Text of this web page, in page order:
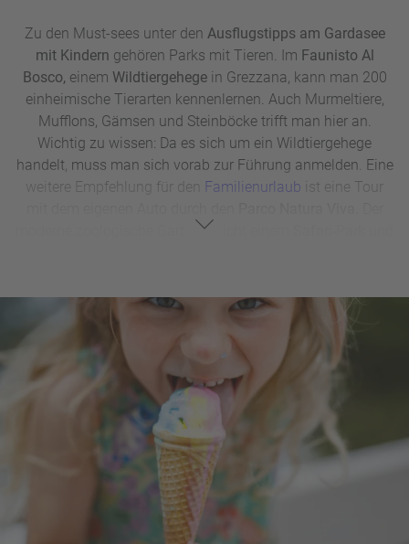
Zu den Must-sees unter den Ausflugstipps am Gardasee
mit Kindern gehören Parks mit Tieren. Im Faunisto Al
Bosco, einem Wildtiergehege in Grezzana, kann man 200
einheimische Tierarten kennenlernen. Auch Murmeltiere,
Mufflons, Gämsen und Steinböcke trifft man hier an.
Wichtig zu wissen: Da es sich um ein Wildtiergehege
handelt, muss man sich vorab zur Führung anmelden. Eine
weitere Empfehlung für den Familienurlaub ist eine Tour
moderne zoologische Garten gleicht einem
Nur eine halbe Autostunde östlich von Riva del Garda bei
Rovereto kann man echte
Dinosaurierspuren
Vor mehr als 200 Millionen Jahren hinterließen hier 18
unterschiedlichen Dinosaurierarten im schlammigen
Untergrund ihre Spuren, die über die Jahrhunderte
versteinerten. Auf fünf Wanderpfaden kann man diesem
Zeugnis einer längst vergangenen Welt folgen und
insgesamt mehr als 1000 Fußabdrücke entdecken. Ein
beeindruckendes Erlebnis für die ganze Familie!
Wir beraten Sie gern zu diesem und weiteren Ausflügen und
Sehenswürdigkeiten